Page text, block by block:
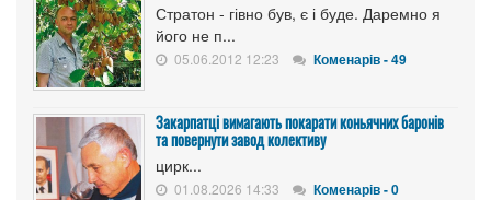
Стратон - гівно був, є і буде. Даремно я
його не п...
05.06.2012 12:23 Коменарів - 49
Закарпатці вимагають покарати коньячних баронів
та повернути завод колективу
цирк...
01.08.2026 14:33 Коменарів - 0